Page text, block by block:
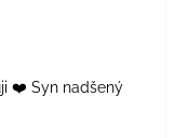
z 5 hvězdiček.
❤️ Syn nadšený